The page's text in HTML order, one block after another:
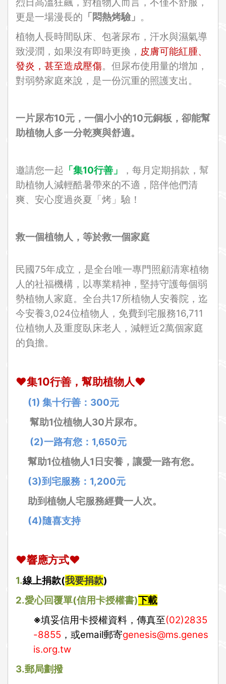
烈日高溫狂飆，對植物人而言，不僅不舒服，
更是一場漫長的 「悶熱烤驗」 。
植物人長時間臥床、包著尿布，汗水與濕氣導
致浸潤，如果沒有即時更換， 皮膚可能紅腫、
發炎，甚至造成壓傷。但尿布使用量的增加，
對弱勢家庭來說，是一份沉重的照護支出。
一片尿布10元，一個小小的10元銅板，卻能幫
助植物人多一分乾爽與舒適。
邀請您一起 「集10行善」
，每月定期捐款，幫
助植物人減輕酷暑帶來的不適，陪伴他們清
爽、安心度過炎夏「烤」驗！
救一個植物人，等於救一個家庭
民國75年成立，是全台唯一專門照顧清寒植物
人的社福機構，以專業精神，堅持守護每個弱
勢植物人家庭。全台共17所植物人安養院，迄
今安養3,024位植物人，免費到宅服務16,711
位植物人及重度臥床老人，減輕近2萬個家庭
的負擔。
❤集10行善，幫助植物人❤
(1) 集十行善：300元
幫助1位植物人30片尿布。
(2)一路有您：1,650元
幫助1位植物人1日安養，讓愛一路有您。
(3)到宅服務：1,200元
助到植物人宅服務經費一人次。
(4)隨喜支持
❤響應方式❤
1.線上捐款(我要捐款)
2.愛心回覆單(信用卡授權書)下載
※填妥信用卡授權資料，傳真至(02)2835
-8855 ，或email郵寄genesis@ms.genes
is.org.tw
3.郵局劃撥